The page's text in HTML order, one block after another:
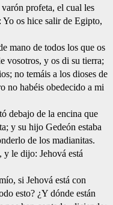
profeta, el cual les
os hice salir de Egipto,
mano de todos los que os
vosotros, y os di su tierra;
no temáis a los dioses de
no habéis obedecido a mi
debajo de la encina que
y su hijo Gedeón estaba
de los madianitas.
y le dijo: Jehová está
si Jehová está con
esto? ¿Y dónde están